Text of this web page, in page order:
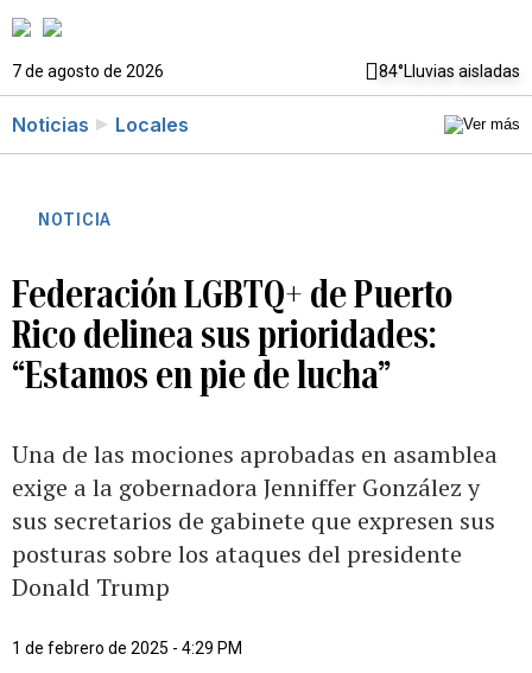
7 de agosto de 2026 84°Lluvias aisladas
Noticias Locales
NOTICIA
Federación LGBTQ+ de Puerto
Rico delinea sus prioridades:
“Estamos en pie de lucha”
Una de las mociones aprobadas en asamblea
exige a la gobernadora Jenniffer González y
sus secretarios de gabinete que expresen sus
posturas sobre los ataques del presidente
Donald Trump
1 de febrero de 2025 - 4:29 PM